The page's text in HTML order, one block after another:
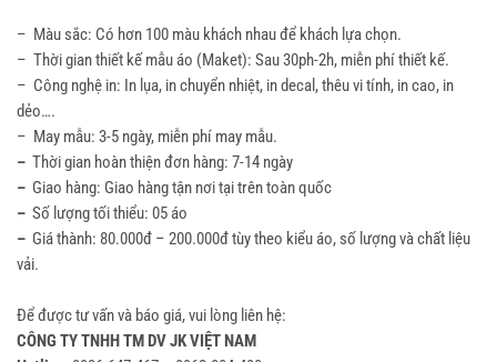
– Màu sắc: Có hơn 100 màu khách nhau để khách lựa chọn.
– Thời gian thiết kế mẫu áo (Maket): Sau 30ph-2h, miễn phí thiết kế.
– Công nghệ in: In lụa, in chuyển nhiệt, in decal, thêu vi tính, in cao, in
dẻo….
– May mẫu: 3-5 ngày, miễn phí may mẫu.
– Thời gian hoàn thiện đơn hàng: 7-14 ngày
– Giao hàng: Giao hàng tận nơi tại trên toàn quốc
– Số lượng tối thiểu: 05 áo
– Giá thành: 80.000đ – 200.000đ tùy theo kiểu áo, số lượng và chất liệu
vải.
Để được tư vấn và báo giá, vui lòng liên hệ:
CÔNG TY TNHH TM DV JK VIỆT NAM